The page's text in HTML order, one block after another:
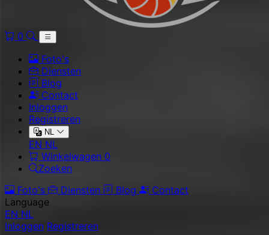
0
Foto's
Diensten
Blog
Contact
Inloggen
Registreren
NL
EN NL
Winkelwagen 0
Zoeken
Foto's
Diensten Blog
Contact
Language
EN NL
Inloggen Registreren